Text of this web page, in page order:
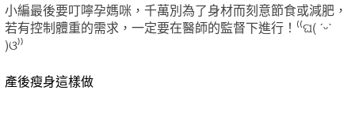
小編最後要叮嚀孕媽咪，千萬別為了身材而刻意節食或減肥，
若有控制體重的需求，一定要在醫師的監督下進行！⁽⁽ଘ( ˊᵕˋ
)ଓ⁾⁾
產後瘦身這樣做